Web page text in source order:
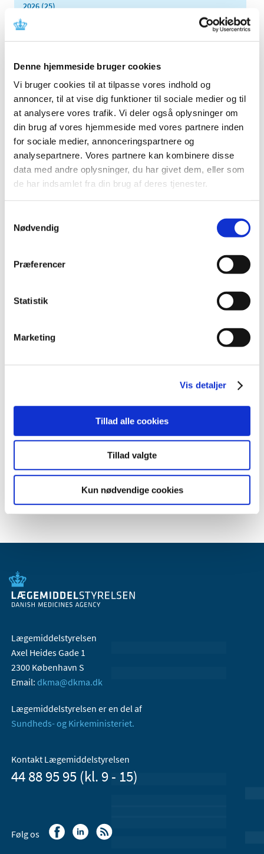
Denne hjemmeside bruger cookies
Vi bruger cookies til at tilpasse vores indhold og
annoncer, til at vise dig funktioner til sociale medier og til
at analysere vores trafik. Vi deler også oplysninger om
din brug af vores hjemmeside med vores partnere inden
for sociale medier, annonceringspartnere og
analysepartnere. Vores partnere kan kombinere disse
data med andre oplysninger, du har givet dem, eller som
de har indsamlet fra din brug af deres tjenester.
Nødvendig
Præferencer
Statistik
Marketing
Vis detaljer
Tillad alle cookies
Tillad valgte
Kun nødvendige cookies
2026 (25)
2025 (15)
2024 (21)
2022 (11)
2021 (38)
2020 (19)
2019 (44)
2018 (46)
2017 (38)
2016 (48)
2015 (31)
2014 (44)
november (1)
september (2)
juni (1)
2010 (7)
2008 (8)
2006 (9)
Lægemiddelstyrelsen
Axel Heides Gade 1
2300 København S
Email: dkma@dkma.dk
Lægemiddelstyrelsen er en del af
Sundheds- og Kirkeministeriet.
Kontakt Lægemiddelstyrelsen
44 88 95 95 (kl. 9 - 15)
Følg os